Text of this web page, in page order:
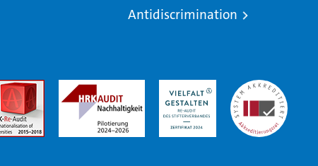
Antidiscrimination